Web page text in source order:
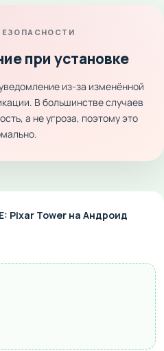
при установке
из-за изменённой
В большинстве случаев
а не угроза, поэтому это
Pixar Tower на Андроид